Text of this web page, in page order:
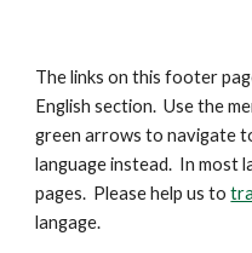
The links on this footer
English section. Use the
green arrows to navigate
language instead. In most
pages. Please help us to
langage.